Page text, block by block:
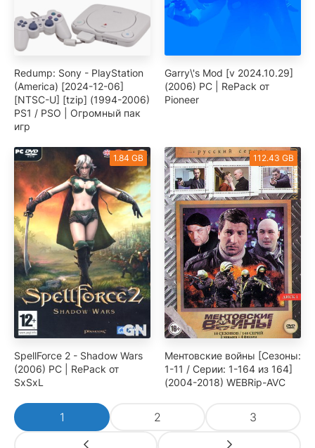
Redump: Sony - PlayStation
(America) [2024-12-06]
[NTSC-U] [tzip] (1994-2006)
PS1 / PSO | Огромный пак
игр
Garry\'s Mod [v 2024.10.29]
(2006) PC | RePack от
Pioneer
1.84 GB
SpellForce 2 - Shadow Wars
(2006) PC | RePack от
SxSxL
112.43 GB
Ментовские войны [Сезоны:
1-11 / Серии: 1-164 из 164]
(2004-2018) WEBRip-AVC
1 2 3